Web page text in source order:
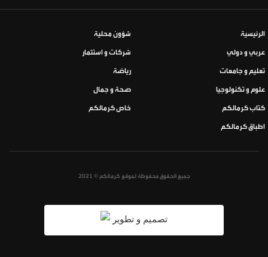
الرئيسية شؤون محلية
عربي و دولي شركات و استثمار
تعليم و جامعات رياضة
علوم و تكنولوجيا صحة و جمال
كتاب كرمالكم خاص كرمالكم
اطباق كرمالكم
جميع الحقوق محفوظة لموقع كرمالكم © 2021
تصميم و تطوير